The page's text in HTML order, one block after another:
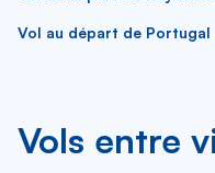
Vol au départ de Portugal
Vols entre